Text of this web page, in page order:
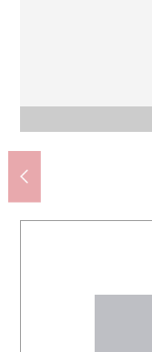
西友